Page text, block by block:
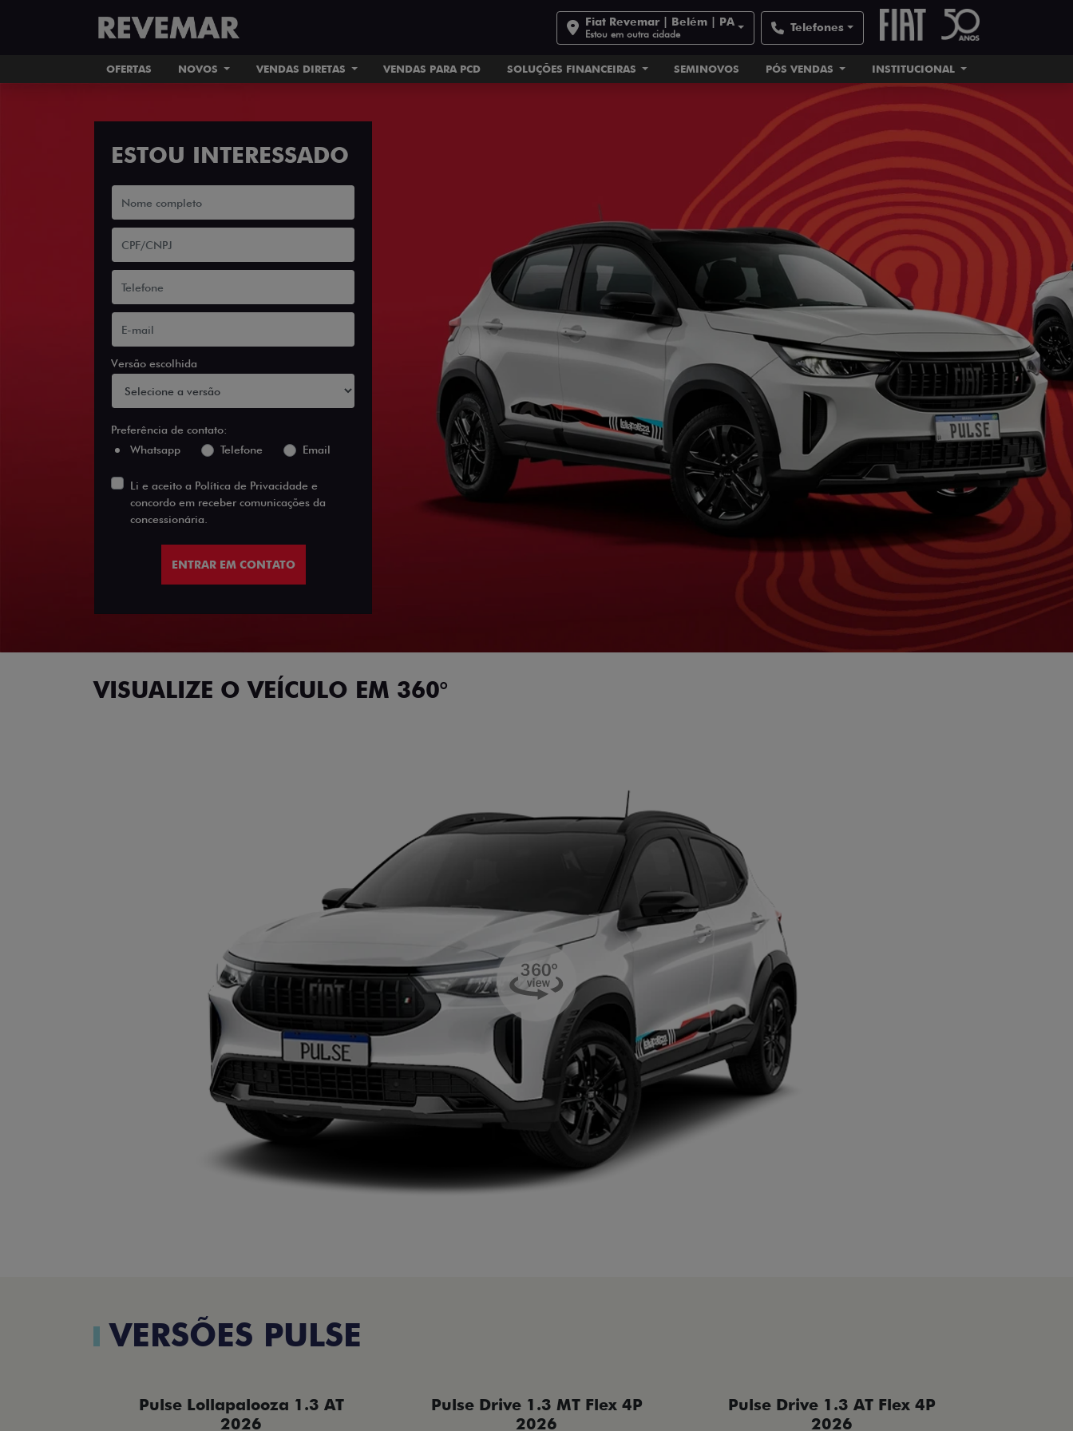
Fiat Revemar | Belém | PA
Estou em outra cidade Telefones
OFERTAS NOVOS VENDAS DIRETAS VENDAS PARA PCD SOLUÇÕES FINANCEIRAS SEMINOVOS PÓS VENDAS INSTITUCIONAL
ESTOU INTERESSADO
Versão escolhida
Preferência de contato:
Whatsapp
Telefone Email
Li e aceito a Política de Privacidade e
concordo em receber comunicações da
concessionária.
ENTRAR EM CONTATO
VISUALIZE O VEÍCULO EM 360°
VERSÕES PULSE
Pulse Lollapalooza 1.3 AT
2026
Pulse Drive 1.3 MT Flex 4P
2026
Pulse Drive 1.3 AT Flex 4P
2026